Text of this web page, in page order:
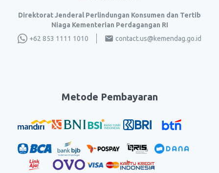
Direktorat Jenderal Perlindungan Konsumen dan Tertib
Niaga Kementerian Perdagangan RI
+62 853 1111 1010
contact.us@kemendag.go.id
Metode Pembayaran